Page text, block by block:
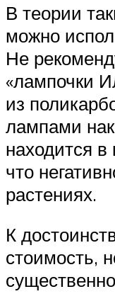
В теории
можно
Не
«лампочки
из
лампами
находится в
что
растениях.
К
стоимость,